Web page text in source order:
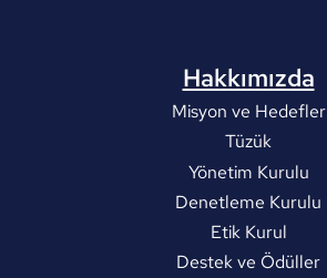
Hakkımızda
Misyon ve Hedefler
Tüzük
Yönetim Kurulu
Denetleme Kurulu
Etik Kurul
Destek ve Ödüller